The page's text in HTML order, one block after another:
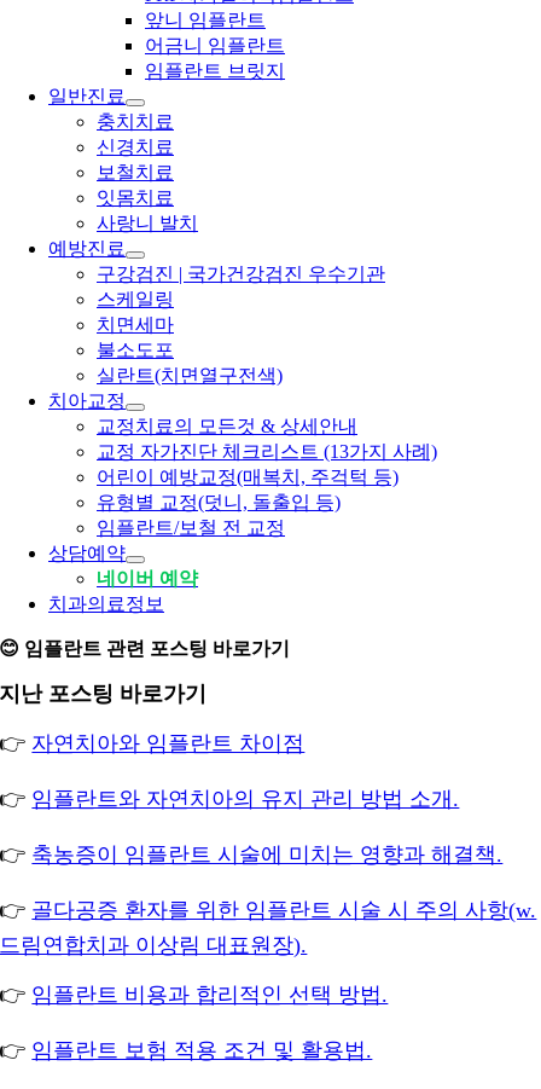
앞니 임플란트
어금니 임플란트
임플란트 브릿지
일반진료
충치치료
신경치료
보철치료
잇몸치료
사랑니 발치
예방진료
구강검진 | 국가건강검진 우수기관
스케일링
치면세마
불소도포
실란트(치면열구전색)
치아교정
교정치료의 모든것 & 상세안내
교정 자가진단 체크리스트 (13가지 사례)
어린이 예방교정(매복치, 주걱턱 등)
유형별 교정(덧니, 돌출입 등)
임플란트/보철 전 교정
상담예약
네이버 예약
치과의료정보
😊 임플란트 관련 포스팅 바로가기
지난 포스팅 바로가기
👉 자연치아와 임플란트 차이점
👉 임플란트와 자연치아의 유지 관리 방법 소개.
👉 축농증이 임플란트 시술에 미치는 영향과 해결책.
👉 골다공증 환자를 위한 임플란트 시술 시 주의 사항(w.
드림연합치과 이상림 대표원장).
👉 임플란트 비용과 합리적인 선택 방법.
👉 임플란트 보험 적용 조건 및 활용법.